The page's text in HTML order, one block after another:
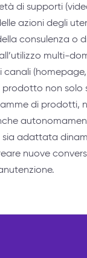
di supporti
azioni degli
consulenza o
multi-
canali
prodotto non
di prodotti,
adattata
nuove